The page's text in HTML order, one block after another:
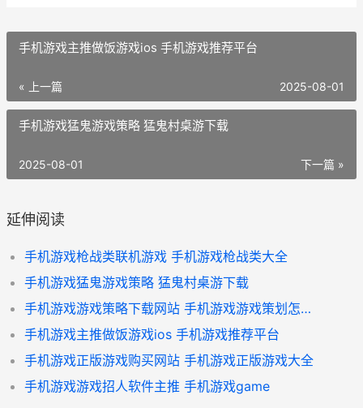
手机游戏主推做饭游戏ios 手机游戏推荐平台
« 上一篇 2025-08-01
手机游戏猛鬼游戏策略 猛鬼村桌游下载
下一篇 »
2025-08-01
延伸阅读
手机游戏枪战类联机游戏 手机游戏枪战类大全
手机游戏猛鬼游戏策略 猛鬼村桌游下载
手机游戏游戏策略下载网站 手机游戏游戏策划怎么做
手机游戏主推做饭游戏ios 手机游戏推荐平台
手机游戏正版游戏购买网站 手机游戏正版游戏大全
手机游戏游戏招人软件主推 手机游戏game